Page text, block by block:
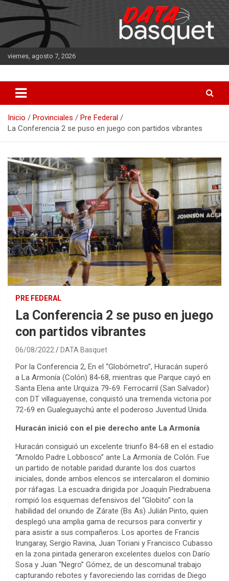
Saltar
al
contenido
viernes, agosto 7, 2026
DATA Basquet
Inicio Provinciales
Pre Federal
La Conferencia 2 se puso en juego con partidos vibrantes
PRE FEDERAL
La Conferencia 2 se puso en juego
con partidos vibrantes
06/08/2022 DATA Basquet
Por la Conferencia 2, En el “Globómetro”, Huracán superó
a La Armonía (Colón) 84-68, mientras que Parque cayó en
Santa Elena ante Urquiza 79-69. Ferrocarril (San Salvador)
con DT villaguayense, conquistó una tremenda victoria por
72-69 en Gualeguaychú ante el poderoso Juventud Unida.
Huracán inició con el pie derecho ante La Armonía
Huracán consiguió un excelente triunfo 84-68 en el estadio
“Arnoldo Padre Lobbosco” ante La Armonía de Colón. Fue
un partido de notable paridad durante los dos cuartos
iniciales, donde ambos elencos se intercalaron el dominio
por ráfagas. La escuadra dirigida por Joaquín Piedrabuena
rompió los esquemas defensivos del “Globito” con la
habilidad del oriundo de Zárate (Bs As) Julián Pinto, quien
desplegó una amplia gama de recursos para convertir y
para asistir a sus compañeros. Los aportes de Francis
Irungaray, Sergio Ravina, Juan Toriani y Francisco Cubasso
en la zona pintada generaron excelentes duelos con Darío
Sosa y Juan “Negro” Gómez, de un descomunal trabajo
capturando rebotes y favoreciendo las corridas de Diego